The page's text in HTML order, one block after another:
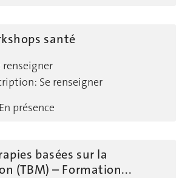
santé
renseigner
Se renseigner
En présence
basées sur la
(TBM) – Formation...